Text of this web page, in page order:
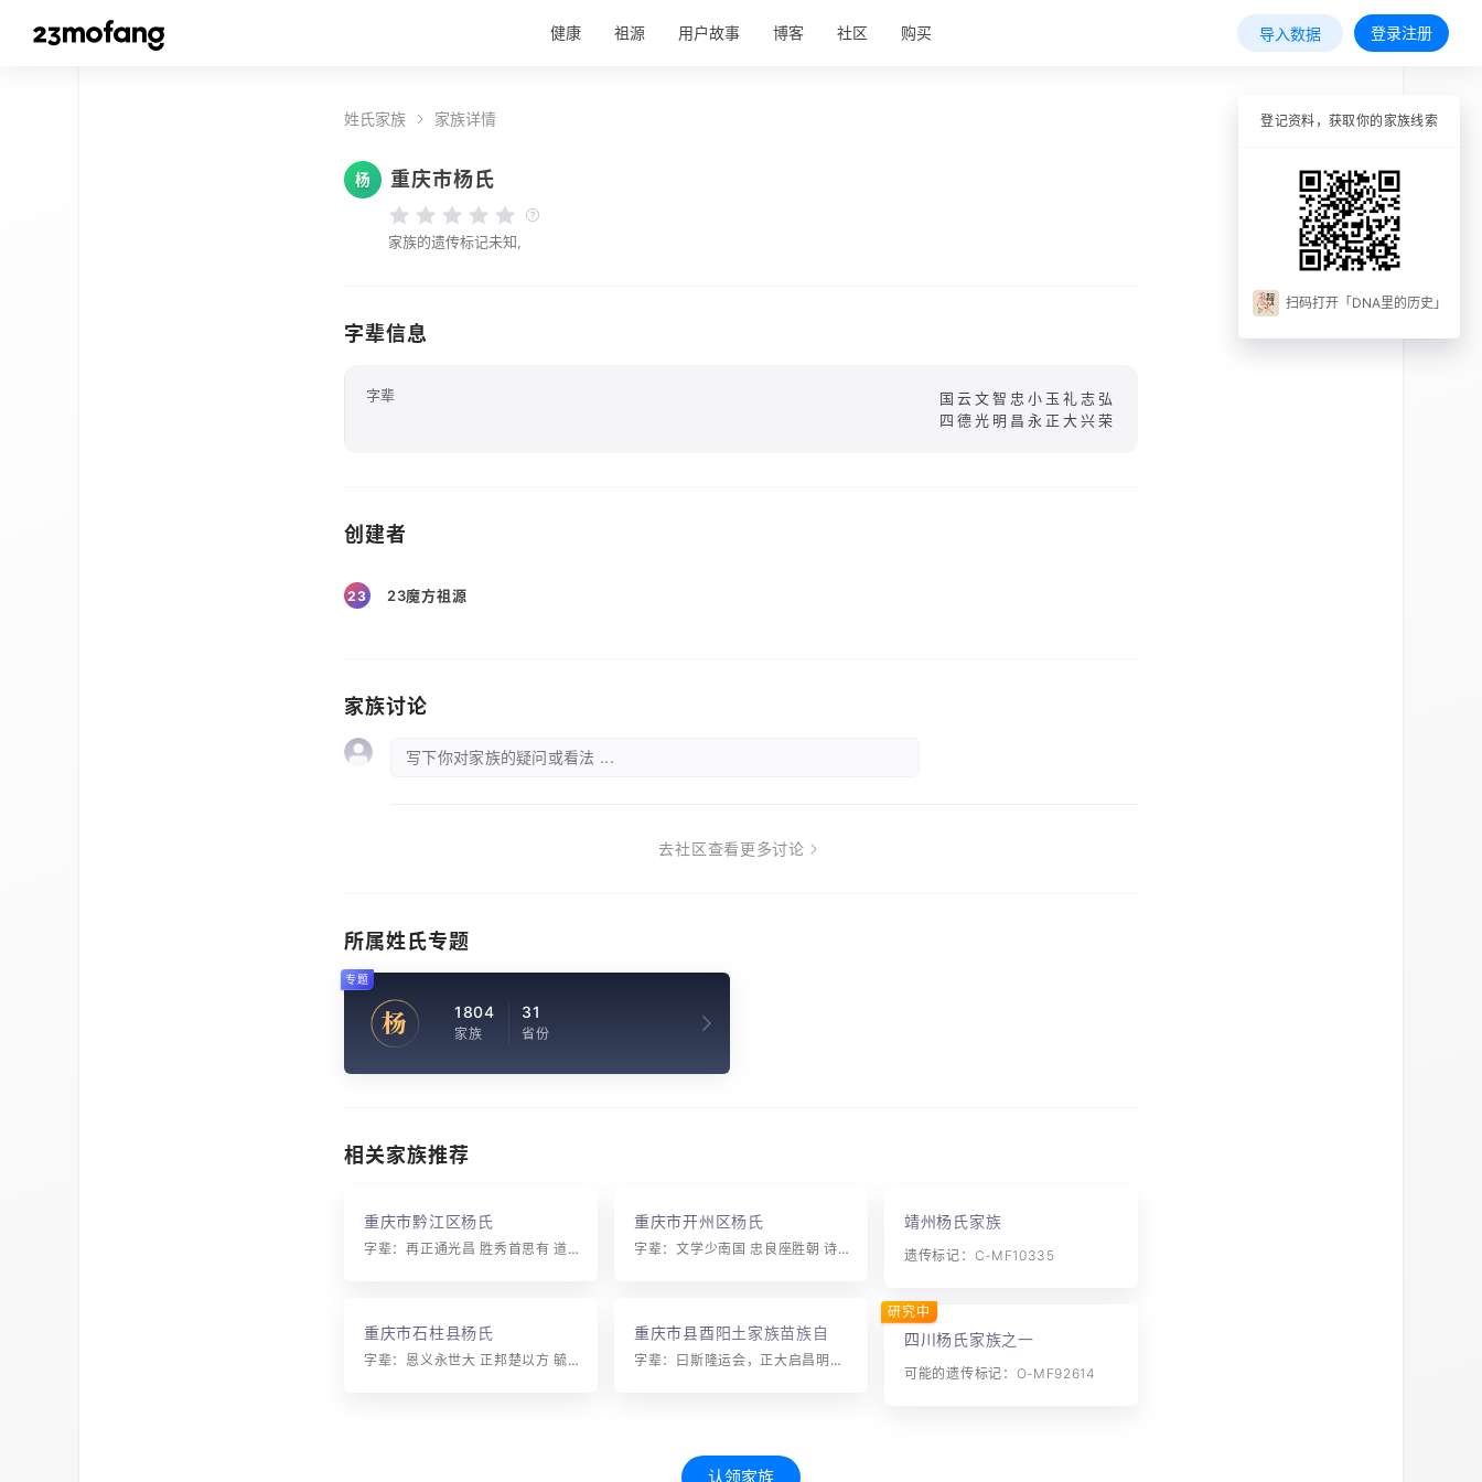
健康 祖源 用户故事 博客 社区 购买 导入数据 登录注册
姓氏家族 家族详情
杨 重庆市杨氏
家族的遗传标记未知,
字辈信息
字辈
国云文智忠小玉礼志弘
四德光明昌永正大兴荣
创建者
23 23魔方祖源
家族讨论
写下你对家族的疑问或看法 ...
去社区查看更多讨论
所属姓氏专题
杨 1804
家族
31
省份
专题
相关家族推荐
重庆市黔江区杨氏
字辈：再正通光昌 胜秀首思有 道知本元学 以梦义为汝 治永存祖德 富家传
重庆市开州区杨氏
字辈：文学少南国 忠良座胜朝 诗书传家远
靖州杨氏家族
遗传标记：C-MF10335
重庆市石柱县杨氏
字辈：恩义永世大 正邦楚以方 毓日宣春泰 和顺良照祥 祖德韩慈信 辞功自兴昌 传家为孝友 炳国在文章
重庆市县酉阳土家族苗族自治
县毛坝乡杨氏
字辈：曰斯隆运会，正大启昌明，自有兴朝彦，贤才继仕生。
四川杨氏家族之一
可能的遗传标记：O-MF92614
研究中
登记资料，获取你的家族线索
扫码打开「DNA里的历史」
认领家族